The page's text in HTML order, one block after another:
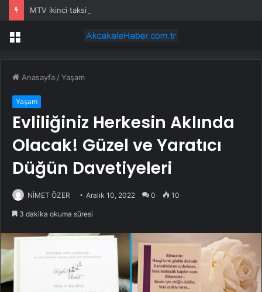
MTV ikinci taksit ödemeleri 31 Temmuz’da sona eriyor
Menü
Anasayfa /Yaşam
Yaşam
Evliliğiniz Herkesin Aklında
Olacak! Güzel ve Yaratıcı
Düğün Davetiyeleri
NİMET ÖZER Aralık 10, 2022 0 10
3 dakika okuma süresi